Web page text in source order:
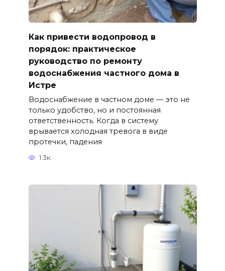
Как привести водопровод в
порядок: практическое
руководство по ремонту
водоснабжения частного дома в
Истре
Водоснабжение в частном доме — это не
только удобство, но и постоянная
ответственность. Когда в систему
врывается холодная тревога в виде
протечки, падения
1.3к.